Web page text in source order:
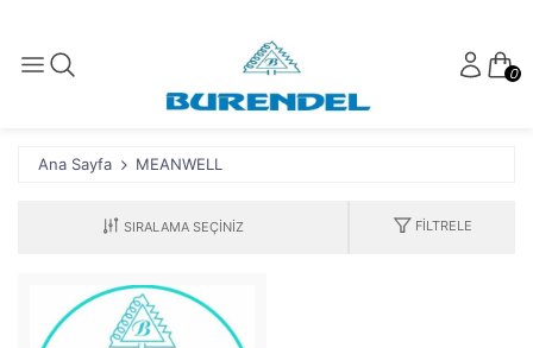
0
Ana Sayfa MEANWELL
FILTRELE